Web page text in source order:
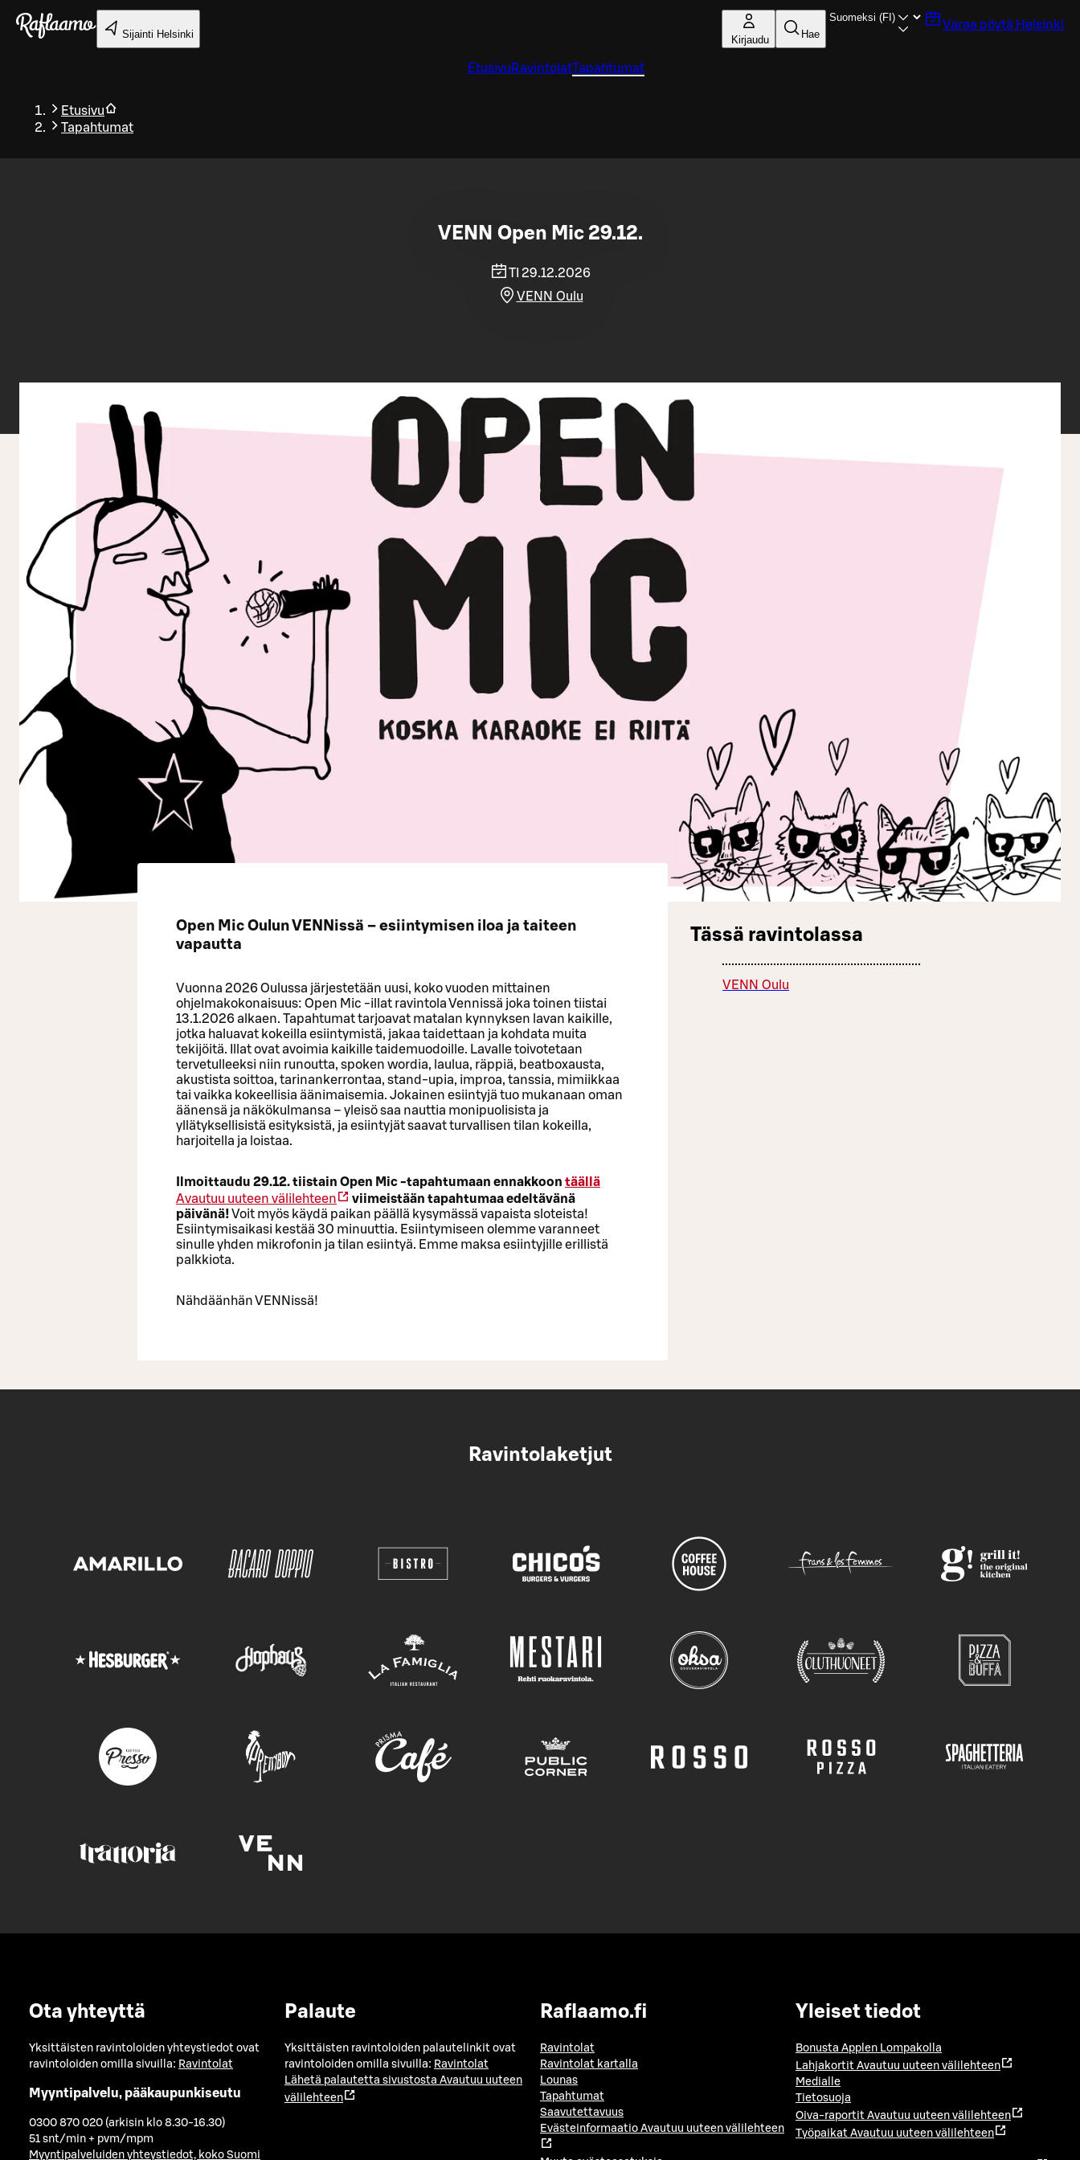
Siirry pääsisältöön
Sijainti Helsinki Kirjaudu Hae
Varaa pöytä Helsinki
Etusivu RavintolatTapahtumat
Etusivu
Tapahtumat
Takaisin
VENN Open Mic 29.12.
TI 29.12.2026
VENN Oulu
Open Mic Oulun VENNissä – esiintymisen iloa ja taiteen
vapautta
Vuonna 2026 Oulussa järjestetään uusi, koko vuoden mittainen
ohjelmakokonaisuus: Open Mic -illat ravintola Vennissä joka toinen tiistai
13.1.2026 alkaen. Tapahtumat tarjoavat matalan kynnyksen lavan kaikille,
jotka haluavat kokeilla esiintymistä, jakaa taidettaan ja kohdata muita
tekijöitä. Illat ovat avoimia kaikille taidemuodoille. Lavalle toivotetaan
tervetulleeksi niin runoutta, spoken wordia, laulua, räppiä, beatboxausta,
akustista soittoa, tarinankerrontaa, stand-upia, improa, tanssia, mimiikkaa
tai vaikka kokeellisia äänimaisemia. Jokainen esiintyjä tuo mukanaan oman
äänensä ja näkökulmansa – yleisö saa nauttia monipuolisista ja
yllätyksellisistä esityksistä, ja esiintyjät saavat turvallisen tilan kokeilla,
harjoitella ja loistaa.
Ilmoittaudu 29.12. tiistain Open Mic -tapahtumaan ennakkoon täällä
Avautuu uuteen välilehteen
viimeistään tapahtumaa edeltävänä
päivänä!Voit myös käydä paikan päällä kysymässä vapaista sloteista!
Esiintymisaikasi kestää 30 minuuttia. Esiintymiseen olemme varanneet
sinulle yhden mikrofonin ja tilan esiintyä. Emme maksa esiintyjille erillistä
palkkiota.
Nähdäänhän VENNissä!
Tässä ravintolassa
VENN Oulu
Ravintolaketjut
Ota yhteyttä
Yksittäisten ravintoloiden yhteystiedot ovat
ravintoloiden omilla sivuilla: Ravintolat
Myyntipalvelu, pääkaupunkiseutu
0300 870 020 (arkisin klo 8.30-16.30)
51 snt/min + pvm/mpm
Myyntipalveluiden yhteystiedot, koko Suomi
Palaute
Yksittäisten ravintoloiden palautelinkit ovat
ravintoloiden omilla sivuilla: Ravintolat
Lähetä palautetta sivustosta Avautuu uuteen
välilehteen
Raflaamo.fi
Ravintolat
Ravintolat kartalla
Lounas
Tapahtumat
Saavutettavuus
Evästeinformaatio Avautuu uuteen välilehteen
Yleiset tiedot
Bonusta Applen Lompakolla
Lahjakortit Avautuu uuteen välilehteen
Medialle
Tietosuoja
Oiva-raportit Avautuu uuteen välilehteen
Työpaikat Avautuu uuteen välilehteen